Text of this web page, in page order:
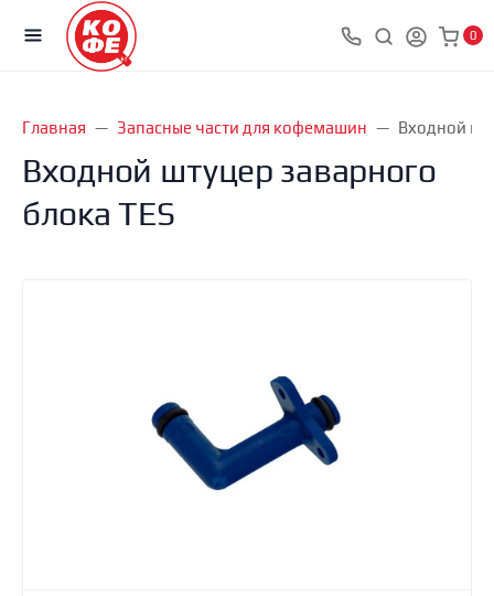
0
Главная Запасные части для кофемашин Входной
Входной штуцер заварного
блока TES